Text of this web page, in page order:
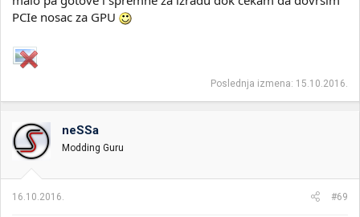
PCIe nosac za GPU
Poslednja izmena: 15.10.2016.
neSSa
Modding Guru
16.10.2016. #69